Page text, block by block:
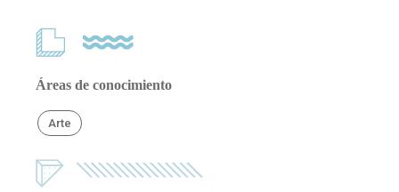
Áreas de conocimiento
Arte